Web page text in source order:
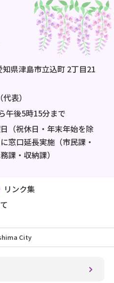
県津島市立込町 2丁目21
表）
午後5時15分まで
（祝休日・年末年始を除
窓口延長実施（市民課・
課・収納課）
リンク集
City